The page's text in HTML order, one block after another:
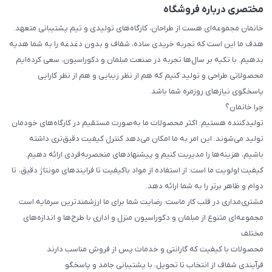
مختصری درباره فروشگاه
خانمان مجموعه‌ای هست از طراحان، کارگاه‌های تولیدی و تیم پشتیبانی متعهد.
هدف ما این است که تجربه خریدی ساده، شفاف و بدون دغدغه را به شما هدیه
بدهیم. با تکیه بر سال‌ها تجربه در صنعت مبلمان و دکوراسیون، سعی کرده‌ایم
محصولاتی طراحی و تولید کنیم که هم از نظر زیبایی و هم از نظر کارایی
پاسخگوی نیازهای روزمره شما باشد.
چرا خانمان؟
تولیدکننده هستیم: اکثر محصولات ما به‌صورت مستقیم در کارگاه‌های خودمان
تولید می‌شوند. این امر به ما امکان می‌دهد کنترل کیفیت دقیق‌تری داشته
باشیم، هزینه‌ها را مدیریت کنیم و پیشنهادهای منحصربه‌فردی ارائه دهیم.
کیفیت اولویت ما است: از استفاده از مواد باکیفیت تا فرایندهای مونتاژ دقیق، تا
دوام و ظاهر برتر را به شما ارائه دهد.
مشتری‌مداری در قلب کار ماست: رضایت شما برای ما ارزشمندترین سرمایه است
مجموعه‌ای متنوع از مبلمان و دکوراسیون منزل و اداری با طرح‌ها و اندازه‌های
مختلف
محصولات با کیفیت که گارانتی و خدمات پس از فروش مناسب دارند
فرآیندی شفاف از انتخاب تا تحویل، با پشتیبانی جامد و پاسخگو